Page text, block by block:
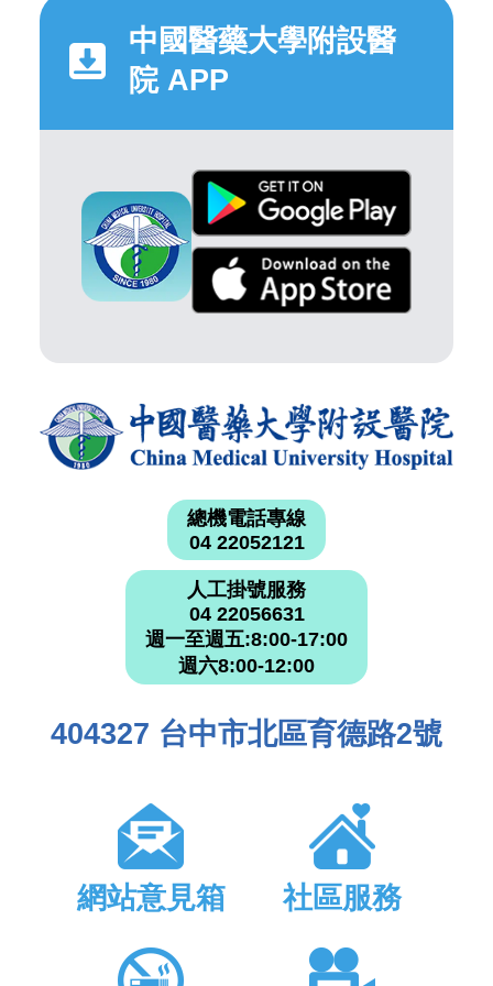
中國醫藥大學附設醫
院 APP
總機電話專線
04 22052121
人工掛號服務
04 22056631
週一至週五:8:00-17:00
週六8:00-12:00
404327 台中市北區育德路2號
網站意見箱 社區服務